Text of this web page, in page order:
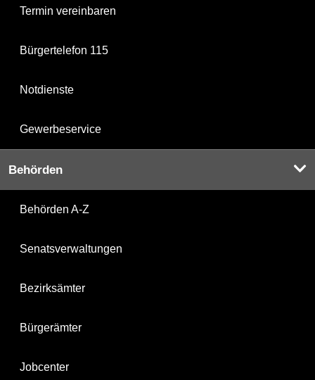
Termin vereinbaren
Bürgertelefon 115
Notdienste
Gewerbeservice
Behörden
Behörden A-Z
Senatsverwaltungen
Bezirksämter
Bürgerämter
Jobcenter